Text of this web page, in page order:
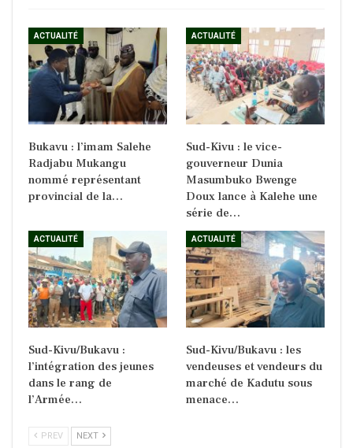
ACTUALITÉ
Bukavu : l’imam Salehe
Radjabu Mukangu
nommé représentant
provincial de la…
ACTUALITÉ
Sud-Kivu : le vice-
gouverneur Dunia
Masumbuko Bwenge
Doux lance à Kalehe une
série de…
ACTUALITÉ
Sud-Kivu/Bukavu :
l’intégration des jeunes
dans le rang de
l’Armée…
ACTUALITÉ
Sud-Kivu/Bukavu : les
vendeuses et vendeurs du
marché de Kadutu sous
menace…
PREV NEXT